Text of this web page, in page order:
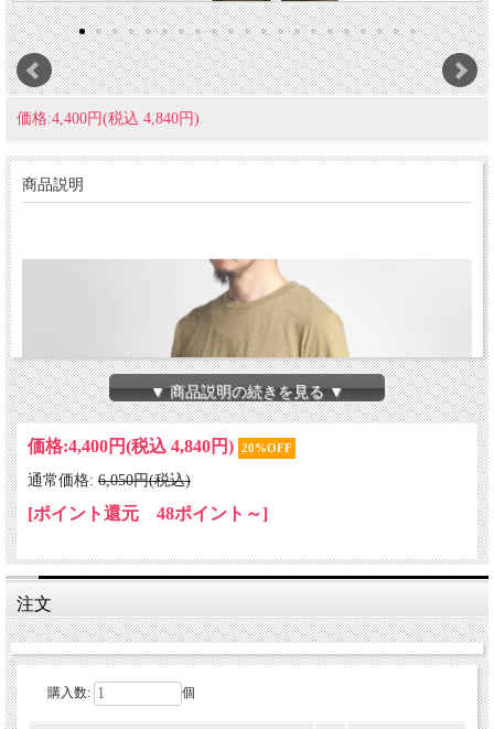
価格:4,400円(税込 4,840円)
商品説明
▼ 商品説明の続きを見る ▼
価格:4,400円(税込 4,840円) 20%OFF
通常価格: 6,050円(税込)
[ポイント還元 48ポイント～]
注文
購入数: 個